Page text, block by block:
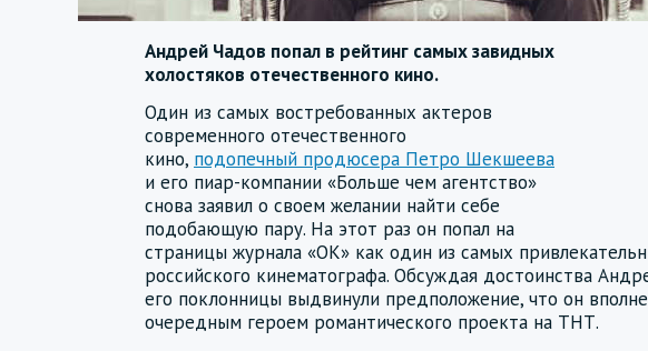
Андрей Чадов попал в рейтинг самых завидных
холостяков отечественного кино.
Один из самых востребованных актеров
современного отечественного
кино, подопечный продюсера Петро Шекшеева
и его пиар-компании «Больше чем агентство»
снова заявил о своем желании найти себе
подобающую пару. На этот раз он попал на
страницы журнала «ОК» как один из самых
российского кинематографа. Обсуждая достоинства
его поклонницы выдвинули предположение, что он
очередным героем романтического проекта на ТНТ.